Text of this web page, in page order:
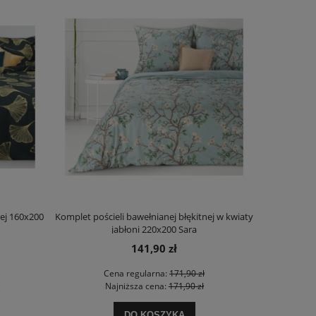
160x200
Komplet pościeli bawełnianej błękitnej w kwiaty
jabłoni 220x200 Sara
141,90 zł
Cena regularna: 171,90 zł
Najniższa cena: 171,90 zł